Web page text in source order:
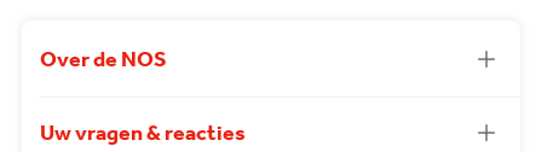
Over de NOS
Uw vragen & reacties